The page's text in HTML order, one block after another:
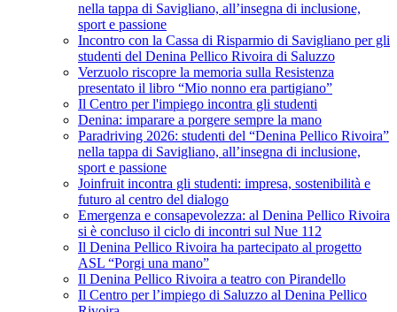
nella tappa di Savigliano, all’insegna di inclusione,
sport e passione
Incontro con la Cassa di Risparmio di Savigliano per gli
studenti del Denina Pellico Rivoira di Saluzzo
Verzuolo riscopre la memoria sulla Resistenza
presentato il libro “Mio nonno era partigiano”
Il Centro per l'impiego incontra gli studenti
Denina: imparare a porgere sempre la mano
Paradriving 2026: studenti del “Denina Pellico Rivoira”
nella tappa di Savigliano, all’insegna di inclusione,
sport e passione
Joinfruit incontra gli studenti: impresa, sostenibilità e
futuro al centro del dialogo
Emergenza e consapevolezza: al Denina Pellico Rivoira
si è concluso il ciclo di incontri sul Nue 112
Il Denina Pellico Rivoira ha partecipato al progetto
ASL “Porgi una mano”
Il Denina Pellico Rivoira a teatro con Pirandello
Il Centro per l’impiego di Saluzzo al Denina Pellico